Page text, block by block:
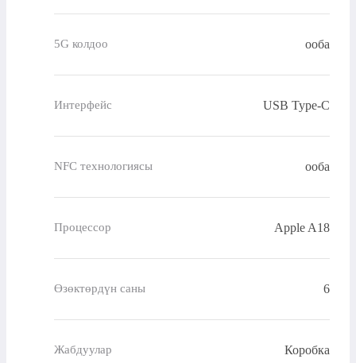
5G колдоо ооба
Интерфейс USB Type-C
NFC технологиясы ооба
Процессор Apple A18
Өзөктөрдүн саны 6
Жабдуулар Коробка